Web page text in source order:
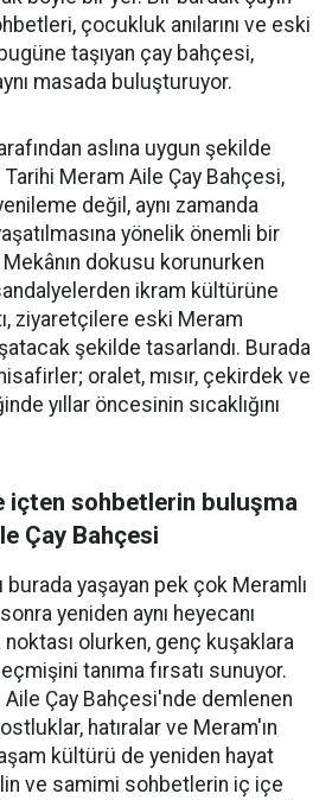
çocukluk anılarını ve eski
taşıyan çay bahçesi,
masada buluşturuyor.
aslına uygun şekilde
Meram Aile Çay Bahçesi,
değil, aynı zamanda
yönelik önemli bir
Mekânın dokusu korunurken
ikram kültürüne
ziyaretçilere eski Meram
şekilde tasarlandı. Burada
oralet, mısır, çekirdek ve
yıllar öncesinin sıcaklığını
içten sohbetlerin buluşma
Çay Bahçesi
burada yaşayan pek çok Meramlı
yeniden aynı heyecanı
olurken, genç kuşaklara
tanıma fırsatı sunuyor.
Aile Çay Bahçesi'nde demlenen
hatıralar ve Meram'ın
kültürü de yeniden hayat
ve samimi sohbetlerin iç içe